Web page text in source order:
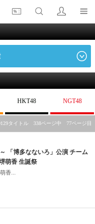
HKT48 NGT48
タイトル 338ページ中 77ページ目
「博多なないろ」公演 チーム
萌香 生誕祭
香...